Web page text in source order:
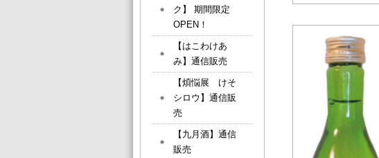
ク】 期間限定
OPEN！
【はこわけあ
み】通信販売
【煩悩展 けそ
シロウ】通信販
売
【九月酒】通信
販売